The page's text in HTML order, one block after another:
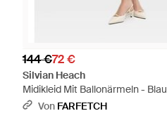
144 €72 €
Silvian Heach
Midikleid Mit Ballonärmeln - Blau
Von FARFETCH